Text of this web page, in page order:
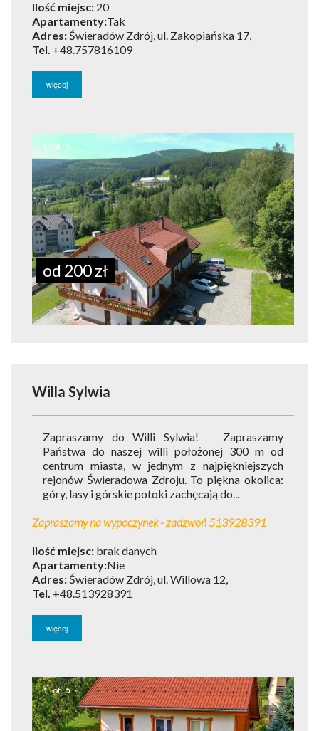
Ilość miejsc: 20
Apartamenty:Tak
Adres:Świeradów Zdrój, ul. Zakopiańska 17,
Tel. +48.757816109
więcej
1 of 5
od 200 zł
Willa Sylwia
Zapraszamy do Willi Sylwia! Zapraszamy
Państwa do naszej willi położonej 300 m od
centrum miasta, w jednym z najpiękniejszych
rejonów Świeradowa Zdroju. To piękna okolica:
góry, lasy i górskie potoki zachęcają do...
Zapraszamy na wypoczynek - zadzwoń 513928391
Ilość miejsc: brak danych
Apartamenty:Nie
Adres:Świeradów Zdrój, ul. Willowa 12,
Tel. +48.513928391
więcej
1 of 5